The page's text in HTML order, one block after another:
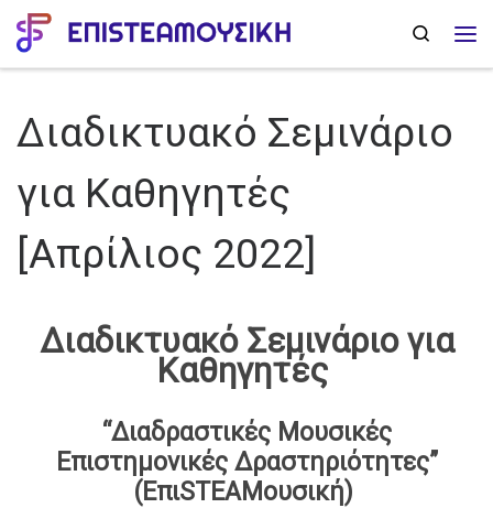
Skip to content
Search
Διαδικτυακό Σεμινάριο
για Καθηγητές
[Απρίλιος 2022]
Διαδικτυακό Σεμινάριο για
Καθηγητές
“Διαδραστικές Μουσικές
Επιστημονικές Δραστηριότητες”
(ΕπιSTEAMουσική)